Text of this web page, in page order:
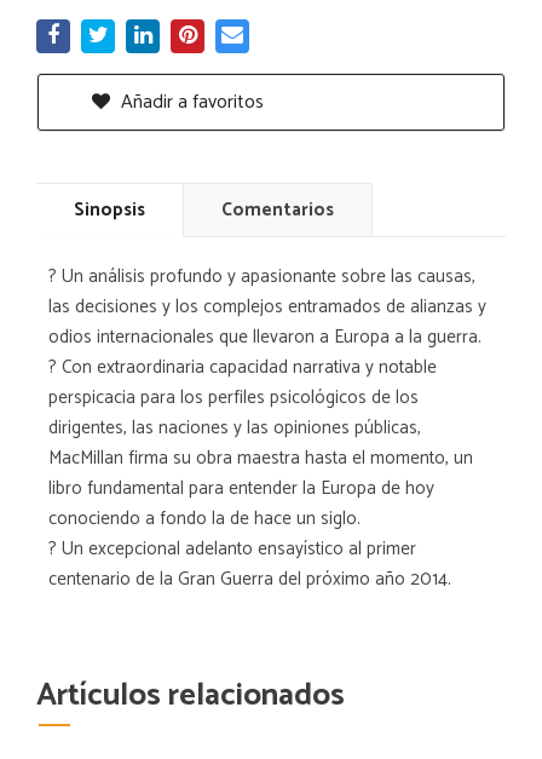
Añadir a favoritos
Sinopsis Comentarios
? Un análisis profundo y apasionante sobre las causas,
las decisiones y los complejos entramados de alianzas y
odios internacionales que llevaron a Europa a la guerra.
? Con extraordinaria capacidad narrativa y notable
perspicacia para los perfiles psicológicos de los
dirigentes, las naciones y las opiniones públicas,
MacMillan firma su obra maestra hasta el momento, un
libro fundamental para entender la Europa de hoy
conociendo a fondo la de hace un siglo.
? Un excepcional adelanto ensayístico al primer
centenario de la Gran Guerra del próximo año 2014.
Artículos relacionados